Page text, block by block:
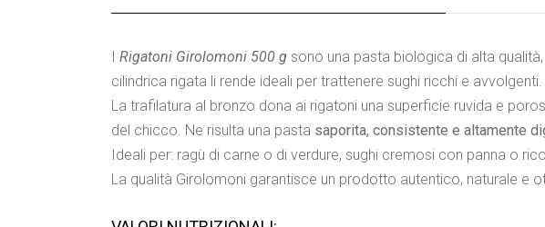
I Rigatoni Girolomoni 500 g sono una pasta biologica di alta
cilindrica rigata li rende ideali per trattenere sughi ricchi e avvolgenti.
La trafilatura al bronzo dona ai rigatoni una superficie ruvida e
del chicco. Ne risulta una pasta saporita, consistente e altamente
Ideali per: ragù di carne o di verdure, sughi cremosi con panna o
La qualità Girolomoni garantisce un prodotto autentico, naturale e